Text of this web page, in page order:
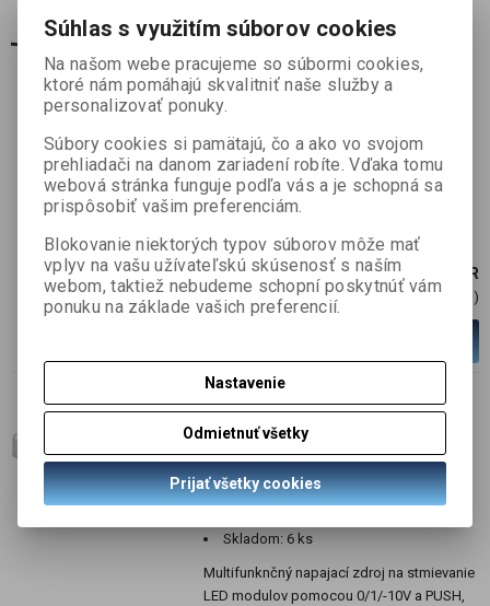
LPF, PFC, CV48VDC +
CC340mA, DIMM 3v1, 16.32W,
SELV, IP30
SKU :MAIN-110127
Skladom:6 ks
Funkcia 3 v 1 - stmievanie 1-10V DC, PWM
alebo odporom.
30,51 EUR
24,80 EUR (Cena)
Stmievateľný napájací zdroj
20W/350-900mA, CV/CC, 1-
10V, PUSHDIMM, SELV, IP20
SKU :MAIN-522918
Skladom: 6 ks
Multifunknčný napajací zdroj na stmievanie
LED modulov pomocou 0/1/-10V a PUSH,
Súhlas s využitím súborov cookies
Na našom webe pracujeme so súbormi cookies,
ktoré nám pomáhajú skvalitniť naše služby a
personalizovať ponuky.
Súbory cookies si pamätajú, čo a ako vo svojom
prehliadači na danom zariadení robíte. Vďaka tomu
webová stránka funguje podľa vás a je schopná sa
prispôsobiť vašim preferenciám.
Blokovanie niektorých typov súborov môže mať
vplyv na vašu užívateľskú skúsenosť s naším
webom, taktiež nebudeme schopní poskytnúť vám
ponuku na základe vašich preferencií.
Nastavenie
Odmietnuť všetky
Prijať všetky cookies